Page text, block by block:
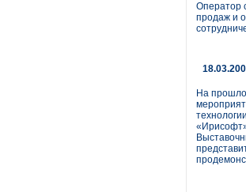
Оператор
продаж и
На